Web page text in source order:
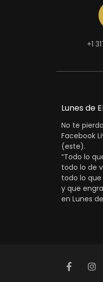
+1
Lunes de
No te
Facebook
(este).
“Todo lo
todo lo de
todo lo que
y que
en Lunes